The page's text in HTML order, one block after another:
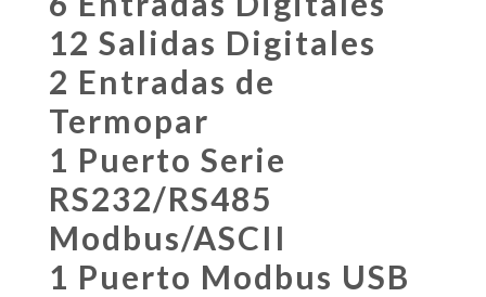
12 Salidas Digitales
2 Entradas de
Termopar
1 Puerto Serie
RS232/RS485
Modbus/ASCII
1 Puerto Modbus USB